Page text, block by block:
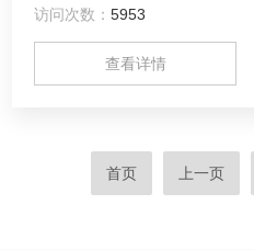
访问次数：5953
查看详情
首页 上一页